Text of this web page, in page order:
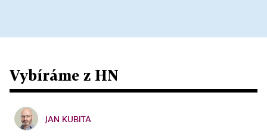
Vybíráme z HN
JAN KUBITA